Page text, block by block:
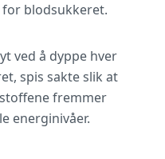
blodsukkeret.
ved å dyppe hver
spis sakte slik at
fremmer
energinivåer.